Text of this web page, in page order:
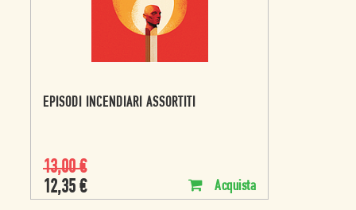
EPISODI INCENDIARI ASSORTITI
13,00€
12,35 € Acquista